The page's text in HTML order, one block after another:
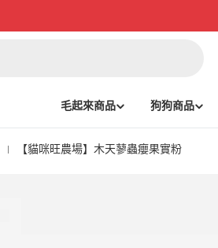
毛起來商品
狗狗商品
【貓咪旺農場】木天蓼蟲癭果實粉